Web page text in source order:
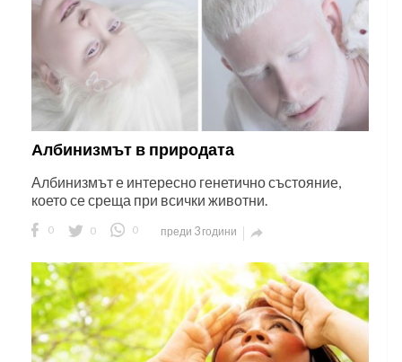
Албинизмът в природата
Албинизмът е интересно генетично състояние,
което се среща при всички животни.
0 0 0 преди 3 години 